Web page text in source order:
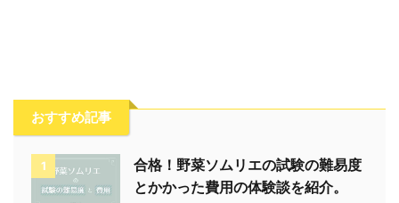
おすすめ記事
1
合格！野菜ソムリエの試験の難易度
とかかった費用の体験談を紹介。